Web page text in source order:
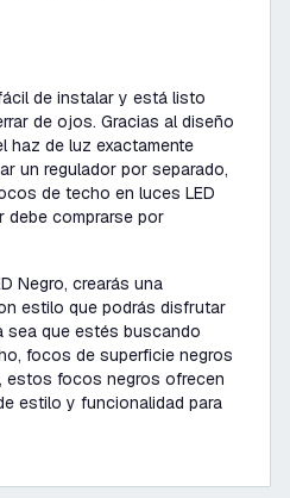
de instalar y está listo
de ojos. Gracias al diseño
haz de luz exactamente
un regulador por separado,
de techo en luces LED
debe comprarse por
Negro, crearás una
estilo que podrás disfrutar
sea que estés buscando
focos de superficie negros
focos negros ofrecen
estilo y funcionalidad para